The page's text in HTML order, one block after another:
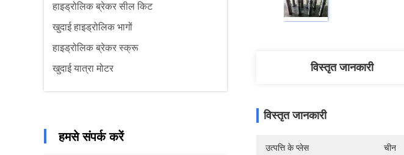
हाइड्रोलिक ब्रेकर सील किट
खुदाई हाइड्रोलिक भागों
हाइड्रोलिक ब्रेकर स्क्रू
खुदाई यात्रा मोटर
हमसे संपर्क करें
विस्तृत जानकारी
विस्तृत जानकारी
उत्पत्ति के प्लेस चीन